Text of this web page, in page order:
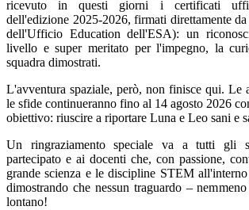
ricevuto in questi giorni i certificati
dell'edizione 2025-2026, firmati direttamente
dell'Ufficio Education dell'ESA): un
livello e super meritato per l'impegno, la
squadra dimostrati.
L'avventura spaziale, però, non finisce qui. Le
le sfide continueranno fino al 14 agosto 2026
obiettivo: riuscire a riportare Luna e Leo sani e
Un ringraziamento speciale va a tutti gli
partecipato e ai docenti che, con passione,
grande scienza e le discipline STEM
dimostrando che nessun traguardo –
lontano!